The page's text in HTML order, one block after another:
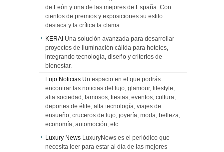
de León y una de las mejores de España. Con
cientos de premios y exposiciones su estilo
destaca y la crítica la clama.
KERAI Una solución avanzada para desarrollar
proyectos de iluminación cálida para hoteles,
integrando tecnología, diseño y criterios de
bienestar.
Lujo Noticias Un espacio en el que podrás
encontrar las noticias del lujo, glamour, lifestyle,
alta sociedad, famosos, fiestas, eventos, cultura,
deportes de élite, alta tecnología, viajes de
ensueño, cruceros de lujo, joyería, moda, belleza,
economía, automoción, etc.
Luxury News LuxuryNews es el periódico que
necesita leer para estar al día de las mejores